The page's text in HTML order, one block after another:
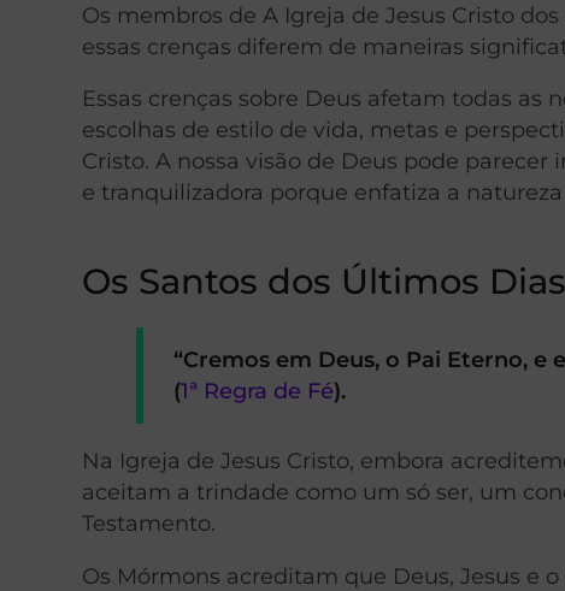
Os membros de A Igreja de Jesus Cristo
essas crenças diferem de maneiras
Essas crenças sobre Deus afetam todas as
escolhas de estilo de vida, metas e
Cristo. A nossa visão de Deus pode
e tranquilizadora porque enfatiza a
Os Santos dos Últimos
“Cremos em Deus, o Pai Eterno, e
(1ª Regra de Fé).
Na Igreja de Jesus Cristo, embora
aceitam a trindade como um só ser, um
Testamento.
Os Mórmons acreditam que Deus, Jesus e